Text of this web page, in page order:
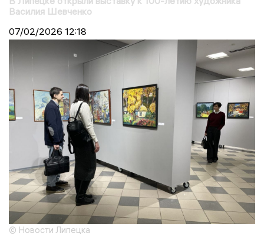
Василия Шевченко
07/02/2026 12:18
© Новости Липецка